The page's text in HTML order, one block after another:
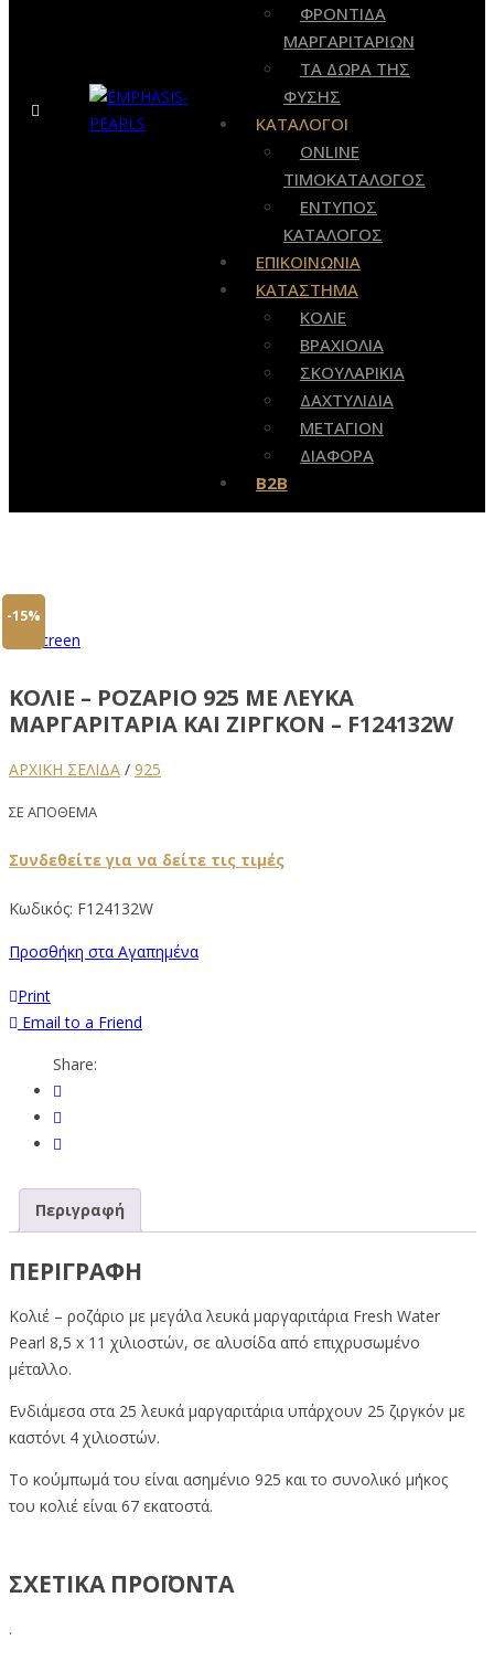
ΦΡΟΝΤΙΔΑ
ΜΑΡΓΑΡΙΤΑΡΙΩΝ
ΤΑ ΔΩΡΑ ΤΗΣ
ΦΥΣΗΣ
ΚΑΤΑΛΟΓΟΙ
ONLINE
ΤΙΜΟΚΑΤΑΛΟΓΟΣ
ΕΝΤΥΠΟΣ
ΚΑΤΑΛΟΓΟΣ
ΕΠΙΚΟΙΝΩΝΙΑ
ΚΑΤΑΣΤΗΜΑ
ΚΟΛΙΕ
ΒΡΑΧΙΟΛΙΑ
ΣΚΟΥΛΑΡΙΚΙΑ
ΔΑΧΤΥΛΙΔΙΑ
ΜΕΤΑΓΙΟΝ
ΔΙΑΦΟΡΑ
B2B
-15%
Fullscreen
ΚΟΛΙΈ – ΡΟΖΆΡΙΟ 925 ΜΕ ΛΕΥΚΆ
ΜΑΡΓΑΡΙΤΆΡΙΑ ΚΑΙ ΖΙΡΓΚΌΝ – F124132W
ΑΡΧΙΚΉ ΣΕΛΊΔΑ / 925
ΣΕ ΑΠΟΘΕΜΑ
Συνδεθείτε για να δείτε τις τιμές
Κωδικός: F124132W
Προσθήκη στα Αγαπημένα
Print
Email to a Friend
Share:
Περιγραφή
ΠΕΡΙΓΡΑΦΉ
Κολιέ – ροζάριο με μεγάλα λευκά μαργαριτάρια Fresh Water
Pearl 8,5 x 11 χιλιοστών, σε αλυσίδα από επιχρυσωμένο
μέταλλο.
Ενδιάμεσα στα 25 λευκά μαργαριτάρια υπάρχουν 25 ζιργκόν με
καστόνι 4 χιλιοστών.
Το κούμπωμά του είναι ασημένιο 925 και το συνολικό μήκος
του κολιέ είναι 67 εκατοστά.
ΣΧΕΤΙΚΑ ΠΡΟΪΟΝΤΑ
.